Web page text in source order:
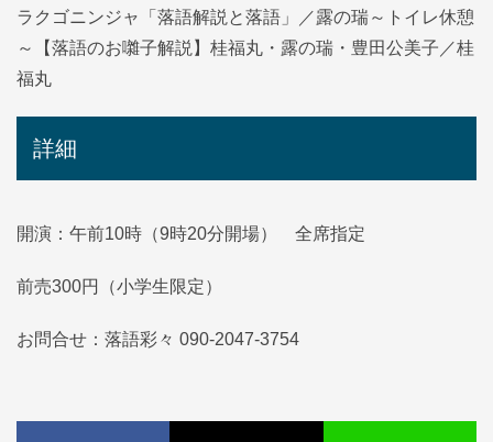
ラクゴニンジャ「落語解説と落語」／露の瑞～トイレ休憩
～【落語のお囃子解説】桂福丸・露の瑞・豊田公美子／桂
福丸
詳細
開演：午前10時（9時20分開場） 全席指定
前売300円（小学生限定）
お問合せ：落語彩々 090-2047-3754